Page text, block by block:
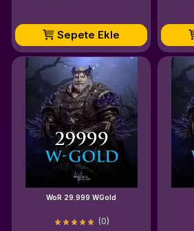
Sepete Ekle
WoR 29.999 WGold
(0)